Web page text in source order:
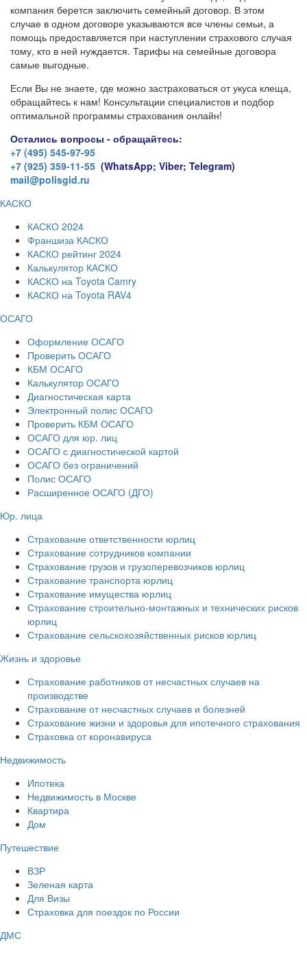
компания берется заключить семейный договор. В этом
случае в одном договоре указываются все члены семьи, а
помощь предоставляется при наступлении страхового случая
тому, кто в ней нуждается. Тарифы на семейные договора
самые выгодные.
Если Вы не знаете, где можно застраховаться от укуса клеща,
обращайтесь к нам! Консультации специалистов и подбор
оптимальной программы страхования онлайн!
Остались вопросы - обращайтесь:
+7 (495) 545-97-95
+7 (925) 359-11-55 (WhatsApp; Viber; Telegram)
mail@polisgid.ru
КАСКО
КАСКО 2024
Франшиза КАСКО
КАСКО рейтинг 2024
Калькулятор КАСКО
КАСКО на Toyota Camry
КАСКО на Toyota RAV4
ОСАГО
Оформление ОСАГО
Проверить ОСАГО
КБМ ОСАГО
Калькулятор ОСАГО
Диагностическая карта
Электронный полис ОСАГО
Проверить КБМ ОСАГО
ОСАГО для юр. лиц
ОСАГО с диагностической картой
ОСАГО без ограничений
Полис ОСАГО
Расширенное ОСАГО (ДГО)
Юр. лица
Страхование ответственности юрлиц
Страхование сотрудников компании
Страхование грузов и грузоперевозчиков юрлиц
Страхование транспорта юрлиц
Страхование имущества юрлиц
Страхование строительно-монтажных и технических рисков
юрлиц
Страхование сельскохозяйственных рисков юрлиц
Жизнь и здоровье
Страхование работников от несчастных случаев на
производстве
Страхование от несчастных случаев и болезней
Страхование жизни и здоровья для ипотечного страхования
Страховка от коронавируса
Недвижимость
Ипотека
Недвижимость в Москве
Квартира
Дом
Путешествие
ВЗР
Зеленая карта
Для Визы
Страховка для поездок по России
ДМС